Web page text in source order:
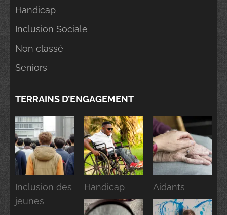
Handicap
Inclusion Sociale
Non classé
Seniors
TERRAINS D’ENGAGEMENT
Inclusion des
jeunes
Handicap Aidants